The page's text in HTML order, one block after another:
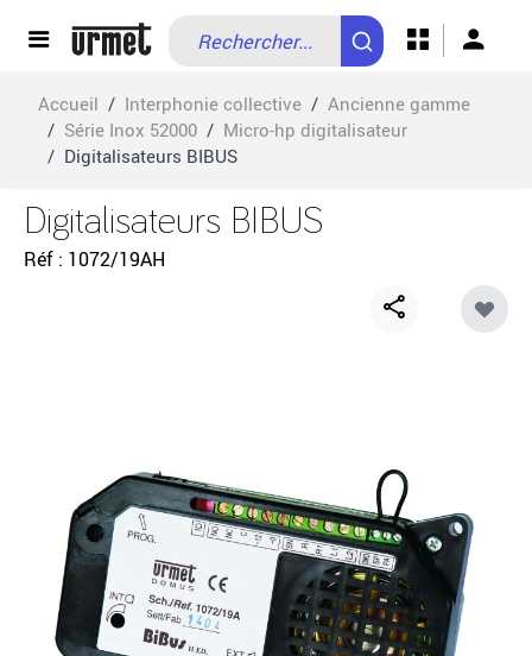
Accueil / Interphonie collective / Ancienne gamme
/ Série Inox 52000 / Micro-hp digitalisateur
/ Digitalisateurs BIBUS
Digitalisateurs BIBUS
Réf 1072/19AH